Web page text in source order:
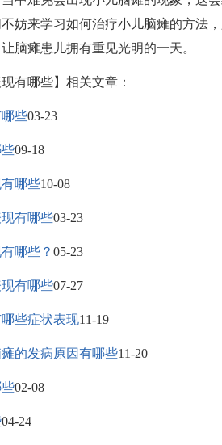
妨来学习如何治疗小儿脑瘫的方法
脑瘫患儿拥有重见光明的一天。
有哪些】相关文章：
些03-23
09-18
哪些10-08
有哪些03-23
哪些？ 05-23
有哪些07-27
些症状表现11-19
的发病原因有哪些11-20
02-08
04-24